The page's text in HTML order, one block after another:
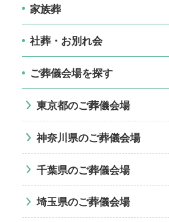
家族葬
社葬・お別れ会
ご葬儀会場を探す
東京都のご葬儀会場
神奈川県のご葬儀会場
千葉県のご葬儀会場
埼玉県のご葬儀会場